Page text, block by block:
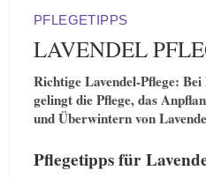
PFLEGETIPPS
LAVENDEL
Richtige Lavendel-Pflege:
gelingt die Pflege, das
und Überwintern von
Pflegetipps für